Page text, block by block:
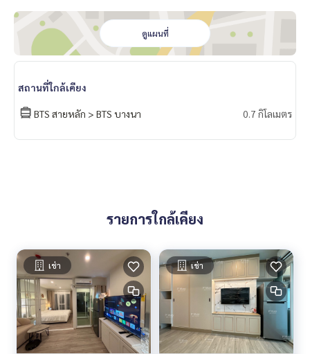
✅️ ผ้าม่าน 2 ชั้น กันยูวี
✅️ บิ้วอินหัวเตียง ( เปิด-ปิด ไฟได้ค่ะ )+ เตียง+ ที่นอนอย่างดี 5 ฟุต
✅️ โต๊ะเครื่องแป้ง บิ้วอิน
✅️ ครัว บิ้วอิน
📍เครื่องใช้ไฟฟ้า ครบ
* Smart TV
* ไมโครเวฟ
🚗ได้สิทธิ์ที่จอดรถยนต์ 1 คัน “หรือ” ที่จอดรถมอร์เตอร์ไซด์ 1 คัน
สิ่งอำนวยความสะดวก
– สระว่ายน้ำระบบเกลือ ฟิตเนส สวนลอยฟ้า ห้องโยคะ ห้องต่อยม
วย ห้องเด็กเล่น ห้อง Co-working skyview …
- กล้องวงจรปิด CCTV, เข้า - ออก ด้วยระบบ Key Card ล็อคชั้น ( ร
อเปิดระบบ )
- เจ้าหน้าที่รักษาความปลอดภัย 24 ชั่วโมง
ดูแผนที่
สถานที่ใกล้เคียง
BTS สายหลัก > BTS บางนา 0.7 กิโลเมตร
รายการใกล้เคียง
เช่า เช่า